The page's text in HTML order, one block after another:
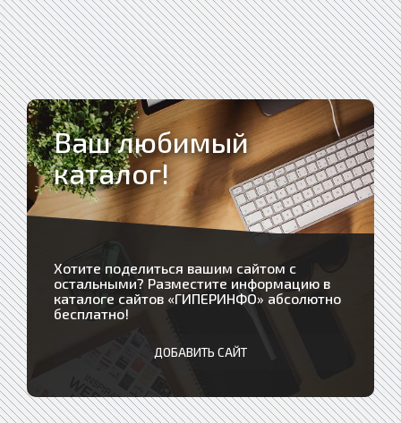
Ваш любимый
каталог!
Хотите поделиться вашим сайтом с
остальными? Разместите информацию в
каталоге сайтов «ГИПЕРИНФО» абсолютно
бесплатно!
ДОБАВИТЬ САЙТ